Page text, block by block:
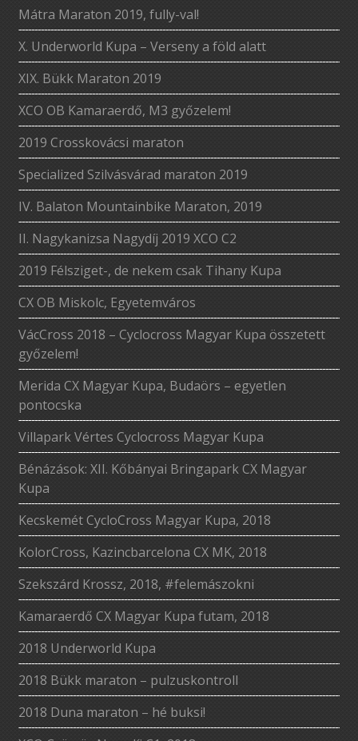
Mátra Maraton 2019, fully-val!
X. Underworld Kupa – Verseny a föld alatt
XIX. Bükk Maraton 2019
XCO OB Kamaraerdő, M3 győzelem!
2019 Crosskovácsi maraton
Specialized Szilvásvárad maraton 2019
IV. Balaton Mountainbike Maraton, 2019
II. Nagykanizsa Nagydíj 2019 XCO C2
2019 Félsziget-, de nekem csak Tihany Kupa
CX OB Miskolc, Egyetemváros
VácCross 2018 – Cyclocross Magyar Kupa összetett
győzelem!
Merida CX Magyar Kupa, Budaörs – egyetlen
pontocska
Villapark Vértes Cyclocross Magyar Kupa
Bénázások: XII. Kőbányai Bringapark CX Magyar
Kupa
Kecskemét CycloCross Magyar Kupa, 2018
KolorCross, Kazincbarcelona CX MK, 2018
Szekszárd Krossz, 2018, #felemászokni
Kamaraerdő CX Magyar Kupa futam, 2018
2018 Underworld Kupa
2018 Bükk maraton – pulzuskontroll
2018 Duna maraton – hé buksi!